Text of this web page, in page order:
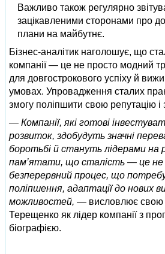
Важливо також регулярно
зацікавленими сторонами про
плани на майбутнє.
Бізнес-аналітик наголошує, що
компанії — це не просто модний
для довгострокового успіху й
умовах. Упровадження сталих
змогу поліпшити свою репутацію і
— Компанії, які готові
розвиток, здобудуть значні
боротьбі й стануть лідерами на
пам’ятати, що сталість — це не
безперервний процес, що
поліпшення, адаптації до нових
можливостей, — висловлює свою
Терещенко як лідер компанії з
біографією.